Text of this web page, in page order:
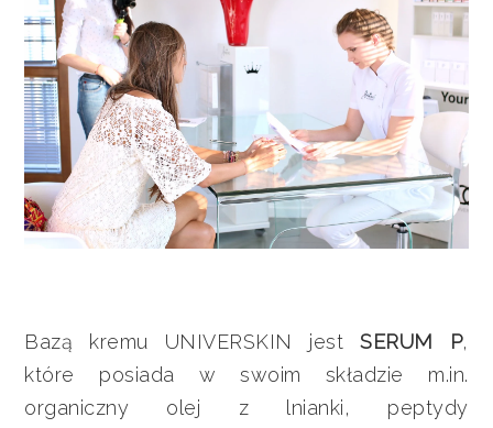
Bazą kremu UNIVERSKIN jestSERUM P,
które posiada w swoim składzie m.in.
organiczny olej z lnianki, peptydy